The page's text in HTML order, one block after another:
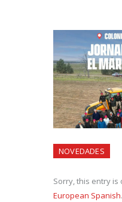
NOVEDADES
Sorry, this entry is
European Spanish.